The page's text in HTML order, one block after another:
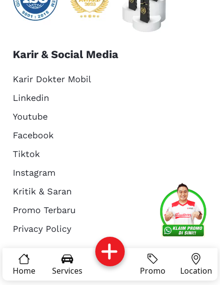
About Us
Reservasi Article
Home Services Promo Location
Karir & Social Media
Karir Dokter Mobil
Linkedin
Youtube
Facebook
Tiktok
Instagram
Kritik & Saran
Promo Terbaru
Privacy Policy
© Copyright 2026 - Dokter Mobil Indonesia